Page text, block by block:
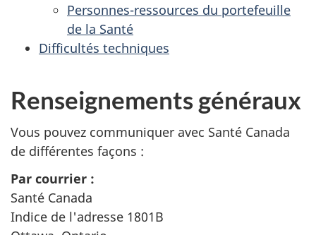
Personnes-ressources du portefeuille
de la Santé
Difficultés techniques
Renseignements généraux
Vous pouvez communiquer avec Santé Canada
de différentes façons :
Par courrier :
Santé Canada
Indice de l'adresse 1801B